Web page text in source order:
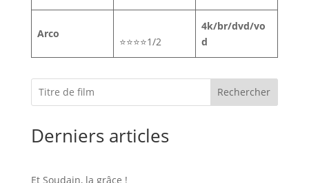
Arco
⭐⭐⭐⭐1/2
4k/br/dvd/vo
d
Rechercher
Derniers articles
Et Soudain, la grâce !